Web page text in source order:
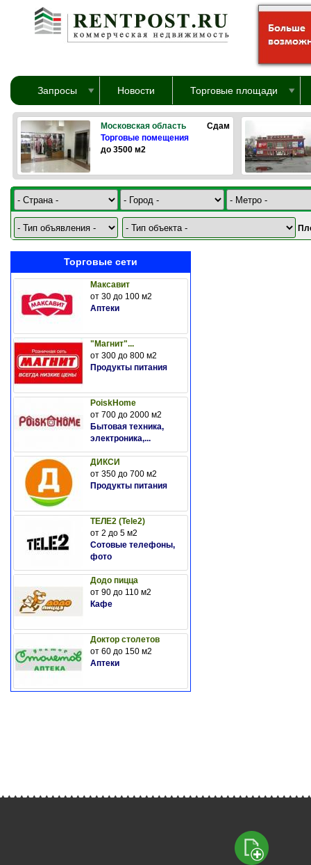
Перейти к основному содержанию
Запросы Новости Торговые площади
Московская область
Сдам
Торговые помещения
до 3500 м2
Торговые сети
Максавит
от 30 до 100 м2
Аптеки
"Магнит"...
от 300 до 800 м2
Продукты питания
PoiskHome
от 700 до 2000 м2
Бытовая техника,
электроника,...
ДИКСИ
от 350 до 700 м2
Продукты питания
ТЕЛЕ2 (Tele2)
от 2 до 5 м2
Сотовые телефоны,
фото
Додо пицца
от 90 до 110 м2
Кафе
Доктор столетов
от 60 до 150 м2
Аптеки